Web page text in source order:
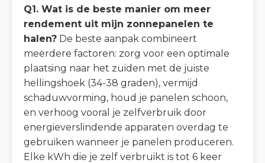
Q1. Wat is de beste manier om meer
rendement uit mijn zonnepanelen te
halen? De beste aanpak combineert
meerdere factoren: zorg voor een optimale
plaatsing naar het zuiden met de juiste
hellingshoek (34-38 graden), vermijd
schaduwvorming, houd je panelen schoon,
en verhoog vooral je zelfverbruik door
energieverslindende apparaten overdag te
gebruiken wanneer je panelen produceren.
Elke kWh die je zelf verbruikt is tot 6 keer